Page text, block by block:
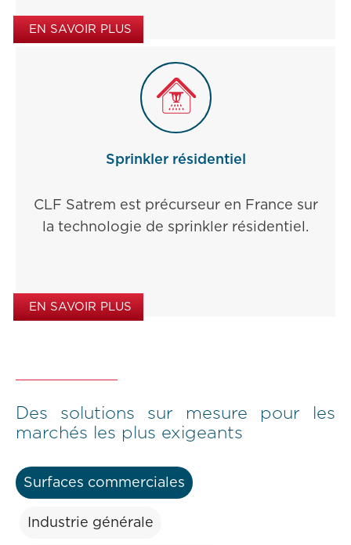
EN SAVOIR PLUS
Sprinkler résidentiel
CLF Satrem est précurseur en France sur
la technologie de sprinkler résidentiel.
EN SAVOIR PLUS
Des solutions sur mesure pour les
marchés les plus exigeants
Surfaces commerciales
Industrie générale